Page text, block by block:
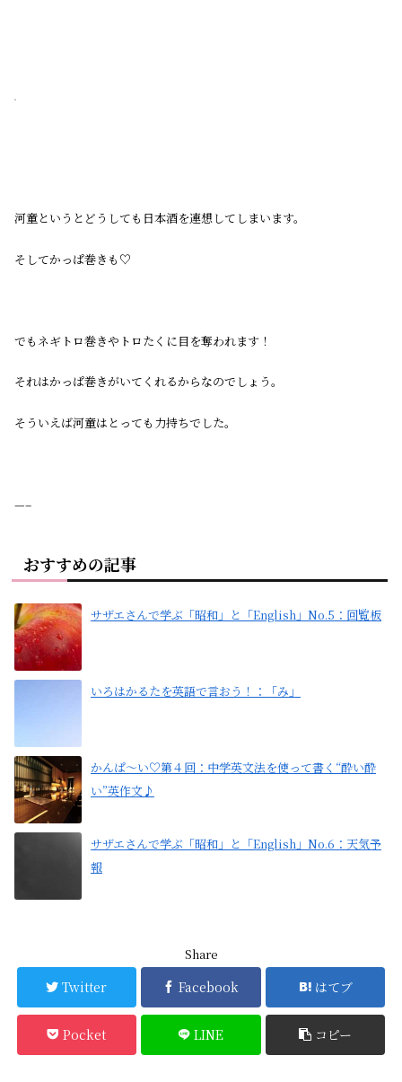
河童というとどうしても日本酒を連想してしまいます。
そしてかっぱ巻きも♡
でもネギトロ巻きやトロたくに目を奪われます！
それはかっぱ巻きがいてくれるからなのでしょう。
そういえば河童はとっても力持ちでした。
—–
おすすめの記事
サザエさんで学ぶ「昭和」と「English」No.5：回覧板
いろはかるたを英語で言おう！：「み」
かんぱ〜い♡第４回：中学英文法を使って書く“酔い酔
い”英作文♪
サザエさんで学ぶ「昭和」と「English」No.6：天気予
報
Share
Twitter Facebook はてブ
Pocket LINE コピー